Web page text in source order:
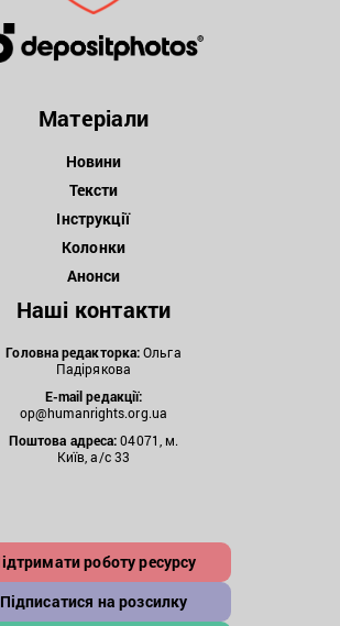
Матеріали
Новини
Тексти
Інструкції
Колонки
Анонси
Наші контакти
Головна редакторка:Ольга
Падірякова
E-mail редакції:
op@humanrights.org.ua
Поштова адреса:04071, м.
Київ, а/с 33
роботу ресурсу
Підписатися на розсилку